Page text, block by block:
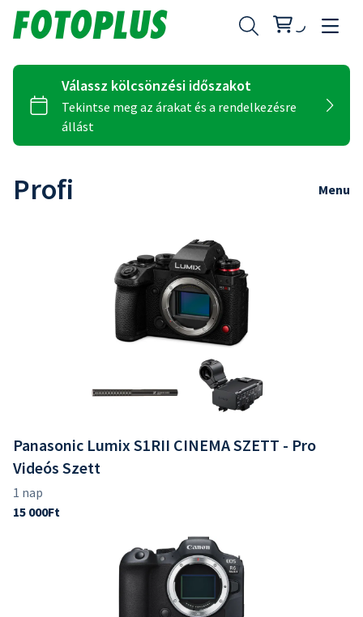
Profi Menu
Panasonic Lumix S1RII CINEMA SZETT - Pro
Videós Szett